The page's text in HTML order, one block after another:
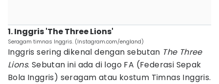
1. Inggris 'The Three Lions'
Seragam timnas Inggris. (Instagram.com/england)
Inggris sering dikenal dengan sebutan The Three
Lions. Sebutan ini ada di logo FA (Federasi Sepak
Bola Inggris) seragam atau kostum Timnas Inggris.